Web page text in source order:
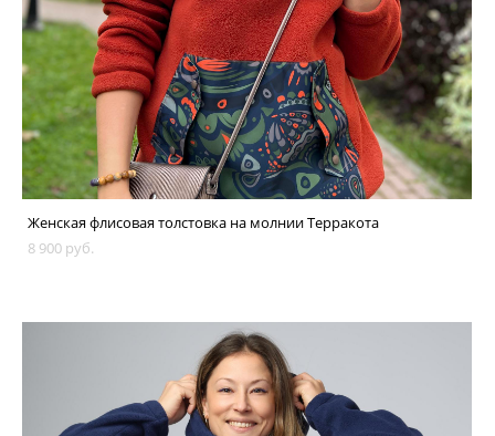
Женская флисовая толстовка на молнии Терракота
8 900 pуб.